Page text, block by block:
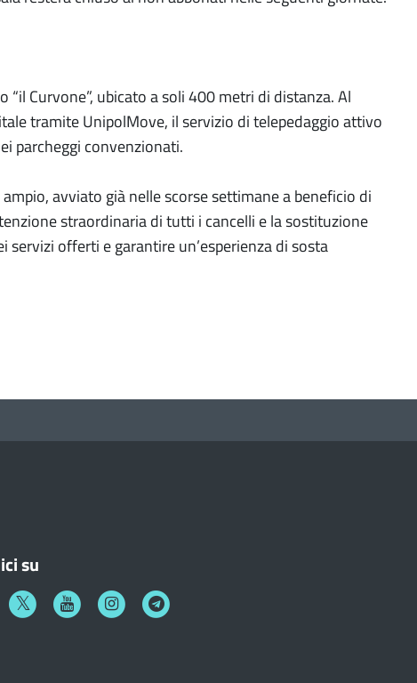
Curvone”, ubicato a soli 400 metri di distanza. Al
tramite UnipolMove, il servizio di telepedaggio attivo
parcheggi convenzionati.
avviato già nelle scorse settimane a beneficio di
straordinaria di tutti i cancelli e la sostituzione
offerti e garantire un’esperienza di sosta
su
Twitter YoutubeInstagramTelegram